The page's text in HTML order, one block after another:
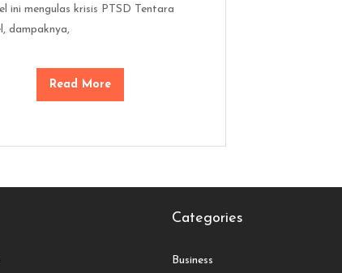
ini mengulas krisis PTSD Tentara
dampaknya,
Read More
Categories
Business